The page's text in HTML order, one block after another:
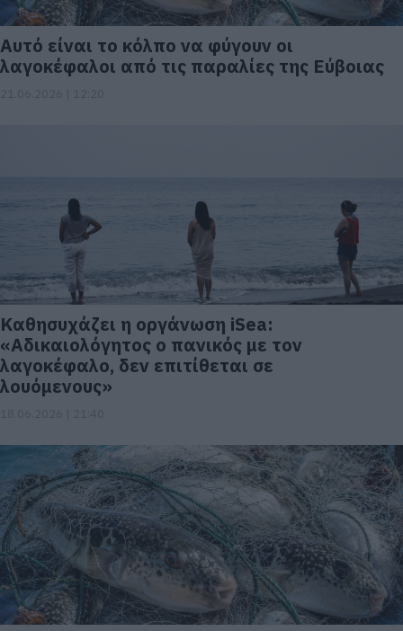
Αυτό είναι το κόλπο να φύγουν οι
λαγοκέφαλοι από τις παραλίες της Εύβοιας
Καθησυχάζει η οργάνωση iSea:
«Αδικαιολόγητος ο πανικός με τον
λαγοκέφαλο, δεν επιτίθεται σε
λουόμενους»